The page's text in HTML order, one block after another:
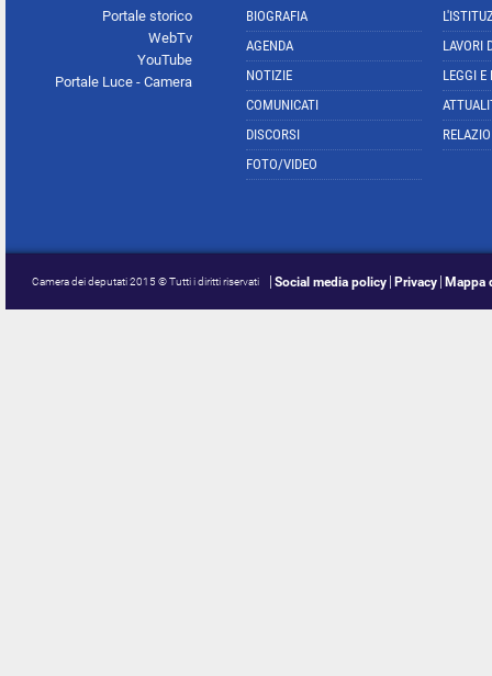
Portale storico
WebTv
YouTube
Portale Luce - Camera
BIOGRAFIA
AGENDA
NOTIZIE
COMUNICATI
DISCORSI
FOTO/VIDEO
LAVORI
LEGGI E
Camera dei deputati 2015 © Tutti i diritti riservati Social media policy Privacy Mappa